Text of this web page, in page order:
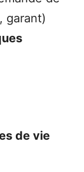
garant)
de vie